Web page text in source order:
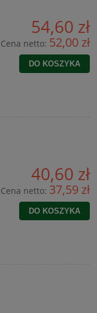
54,60 zł
Cena netto: 52,00 zł
DO KOSZYKA
40,60 zł
Cena netto: 37,59 zł
DO KOSZYKA